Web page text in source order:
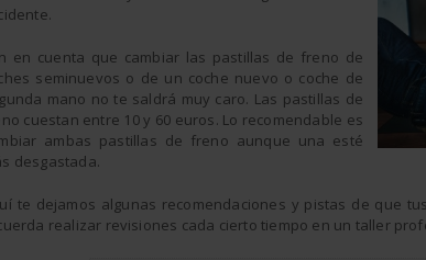
en cuenta que cambiar las pastillas de freno de
seminuevos o de un coche nuevo o coche de
mano no te saldrá muy caro. Las pastillas de
cuestan entre 10 y 60 euros. Lo recomendable es
ambas pastillas de freno aunque una esté
desgastada.
te dejamos algunas recomendaciones y pistas de que
realizar revisiones cada cierto tiempo en un taller